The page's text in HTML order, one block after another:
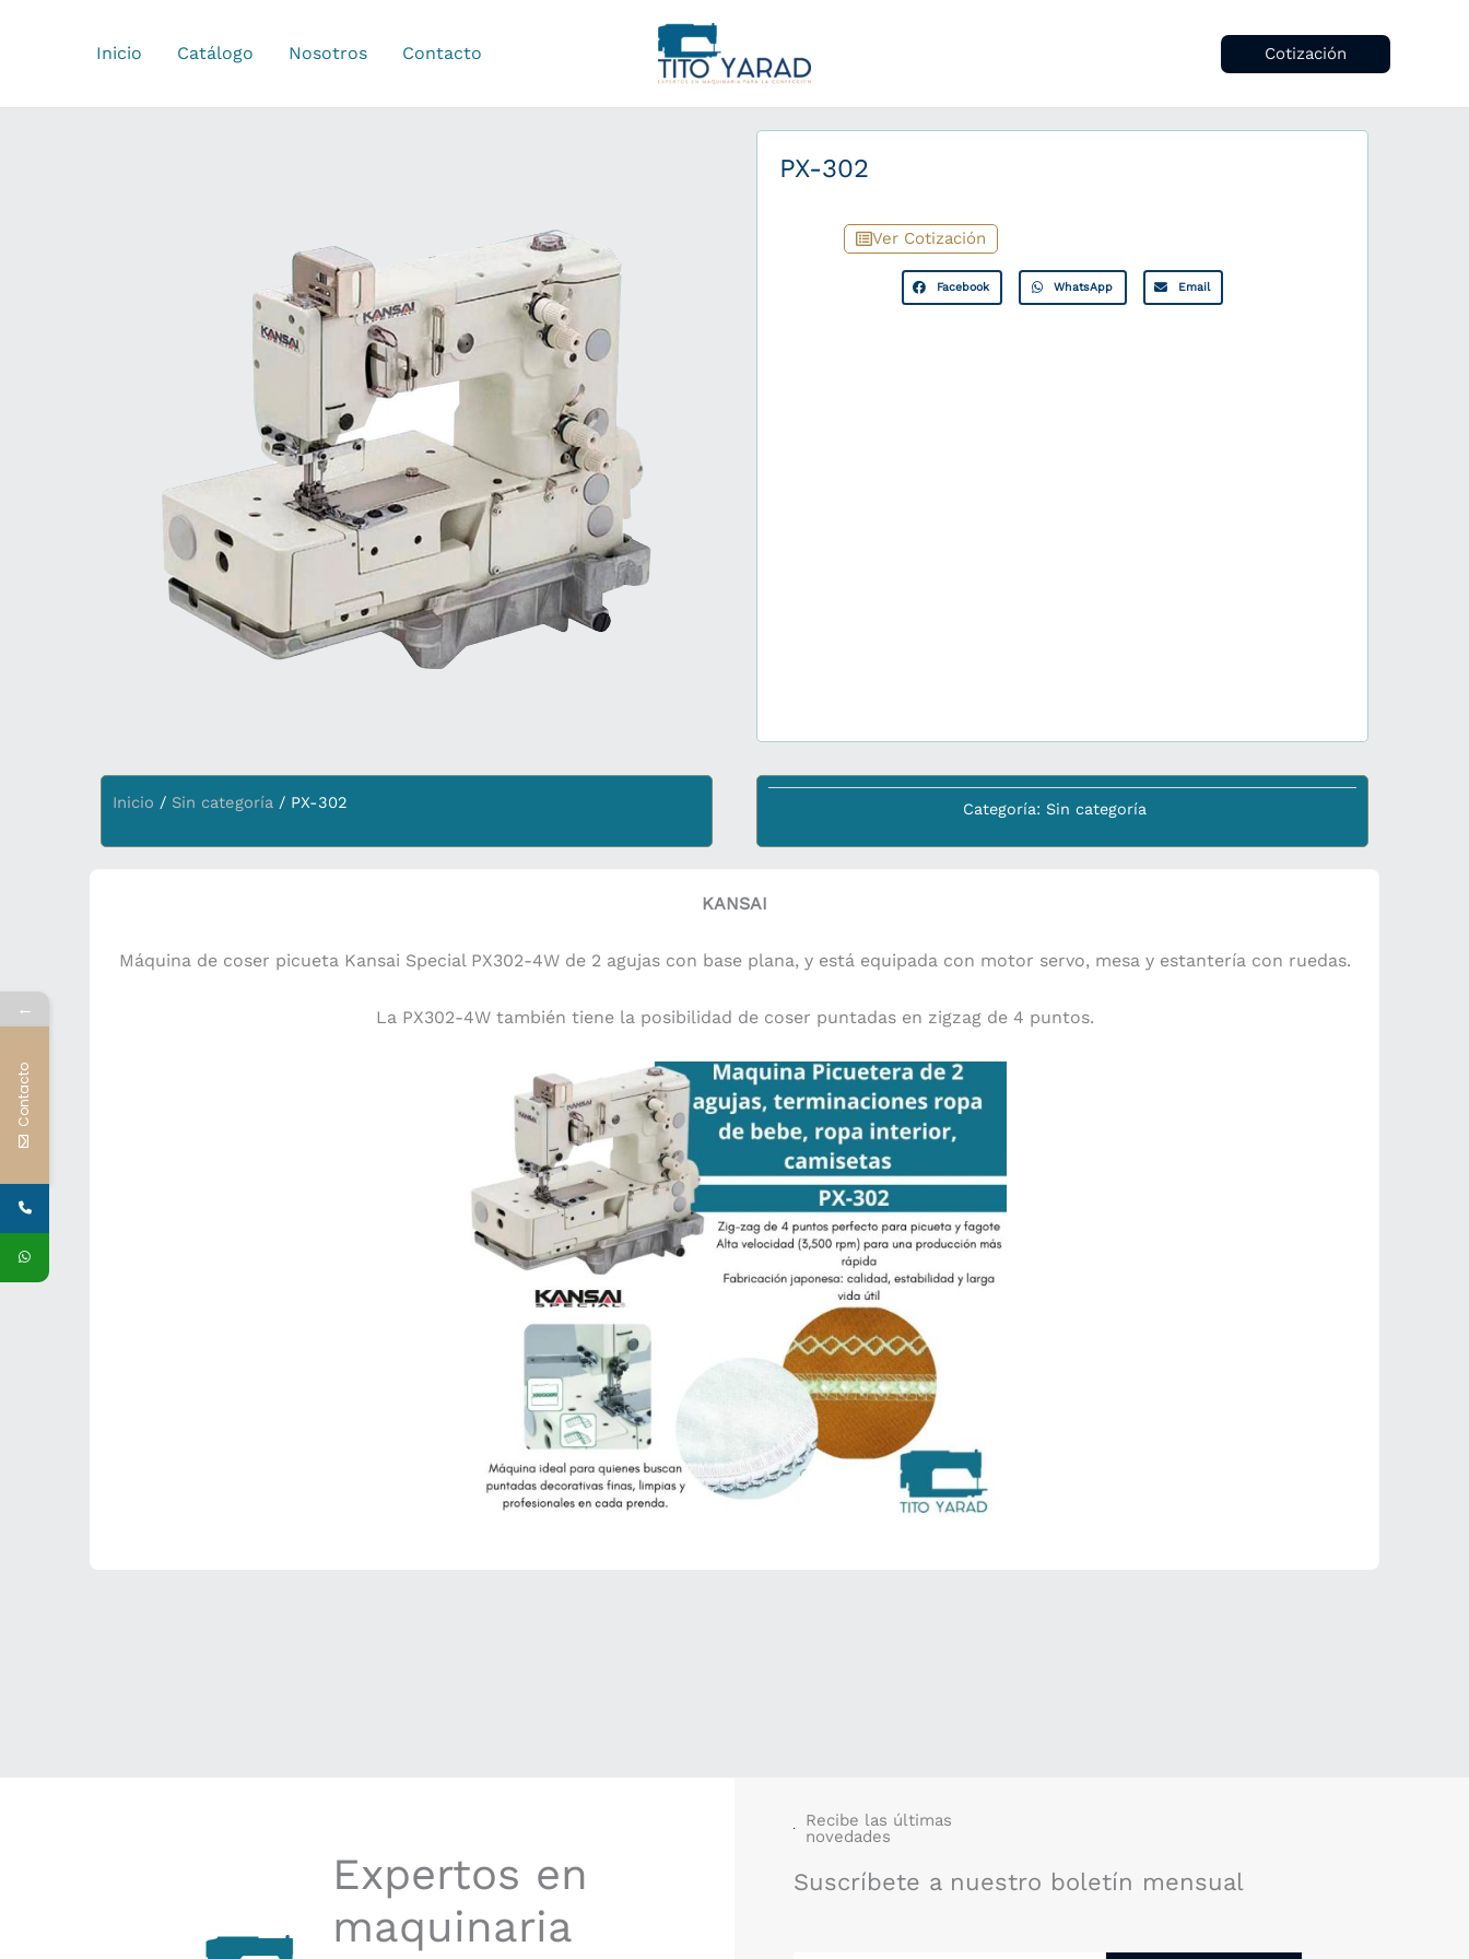
Inicio Catálogo Nosotros Contacto Cotización
PX-302
Ver Cotización
Facebook WhatsApp Email
Inicio / Sin categoría / PX-302 Categoría: Sin categoría
KANSAI
Máquina de coser picueta Kansai Special PX302-4W de 2 agujas con base plana, y está equipada con motor servo, mesa y estantería con ruedas.
La PX302-4W también tiene la posibilidad de coser puntadas en zigzag de 4 puntos.
Expertos en
maquinaria
Recibe las últimas
novedades
Suscríbete a nuestro boletín mensual
←
Contacto